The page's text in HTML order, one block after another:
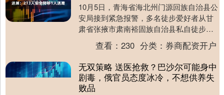
10月5日，青海省海北州门源回族自治县公
安局接到紧急报警，多名徒步爱好者从甘
肃省张掖市肃南裕固族自治县私自徒步穿
越祁连山区冷龙岭区域时被困青海省海北
州门源回族自....
查看：230 分类： 券商配资开户
无双策略 送医抢救？巴沙尔可能身中
剧毒，俄官员态度冰冷，不想供养失
败品